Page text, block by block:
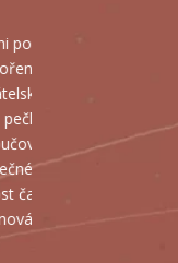
v bezpečí, mohu ji
se vést. Díky její
si dokázala přivolat
a nyní vím, že jsem
a mohu si je kdykoliv
Odnesla jsem si dary,
moc vděčná. Povedlo
– zvnitřnit se a
co dalšího mi to